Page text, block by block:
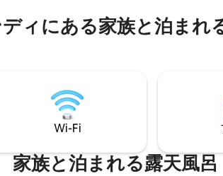
ートシェフのサービスも含まれていま
す。オーナーが直接管理しているため、
寝室、高速Wi-Fi、予備の電源を備えて
り、のんびりとした贅沢な滞在をお求め
の家族連れ、カップル、グループの方に
ィにある家族と泊まれ
Wi-Fi
家族と泊まれる露天風